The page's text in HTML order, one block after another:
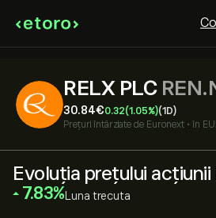
RELX PLC
30.84‎€‎0.32(1.05%)(1D)
Prețuri întârziate de Euronext • în
Evoluția prețului acțiunii
‎7.83‎ Luna trecuta